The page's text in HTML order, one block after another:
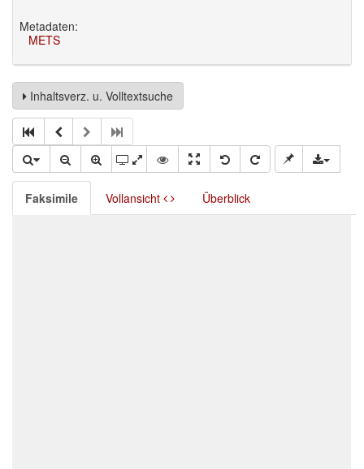
Metadaten:
METS
Inhaltsverz. u. Volltextsuche
Faksimile Vollansicht Überblick